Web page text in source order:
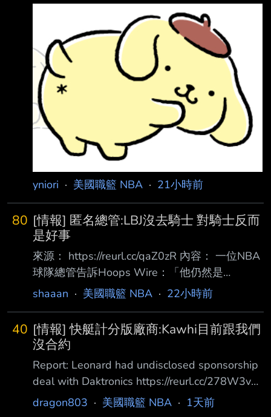
自我毀滅的一段期間。 正因如此，國王戰績超
越了巫師、籃網和溜馬，
the Sixers players including LeBron James
have a group chat and text every day and
LeBron is active in coming together as a te am
“Winning is the first thing on my mind”
yniori · 美國職籃 NBA · 21小時前
80 [情報] 匿名總管:LBJ沒去騎士 對騎士反而
是好事
來源： https://reurl.cc/qaZ0zR 內容： 一位NBA
球隊總管告訴Hoops Wire：「他仍然是
LeBron，或者說仍然會有那種提醒你他曾經 是
他待得太久的那一章。有一天我們會問： 『還
記得LeBron曾在七六人隊打球嗎？』然後笑出
來。」 在聯盟打滾23年後，LeBron的球技已不
如以往，他的影響力也逐漸消退。這種情況其實
已經 持續了好幾年，但上個賽季真正明顯地展
現出來，他的數據下滑到場均20.9分、6.1籃
shaaan · 美國職籃 NBA · 22小時前
40 [情報] 快艇計分版廠商:Kawhi目前跟我們
沒合約
Report: Leonard had undisclosed sponsorship
deal with Daktronics https://reurl.cc/278W3v
洛杉磯快艇球星 Kawhi Leonard 與一家現已破
dragon803 · 美國職籃 NBA · 1天前